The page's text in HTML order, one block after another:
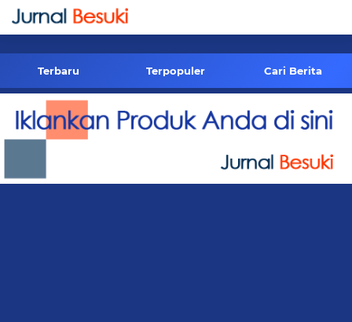
-->
Terbaru Terpopuler Cari Berita